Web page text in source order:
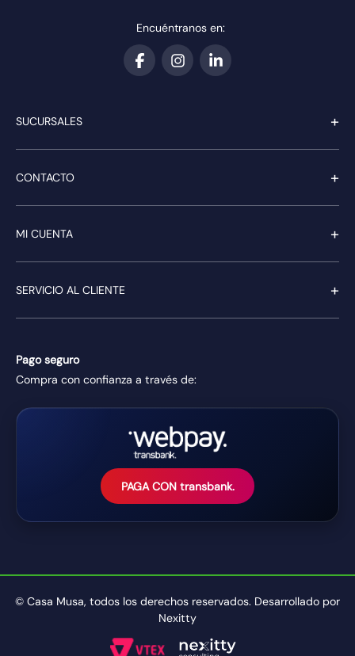
Encuéntranos en:
SUCURSALES +
CONTACTO +
MI CUENTA +
SERVICIO AL CLIENTE +
Pago seguro
Compra con confianza a través de:
PAGA CON transbank.
© Casa Musa, todos los derechos reservados. Desarrollado por
Nexitty